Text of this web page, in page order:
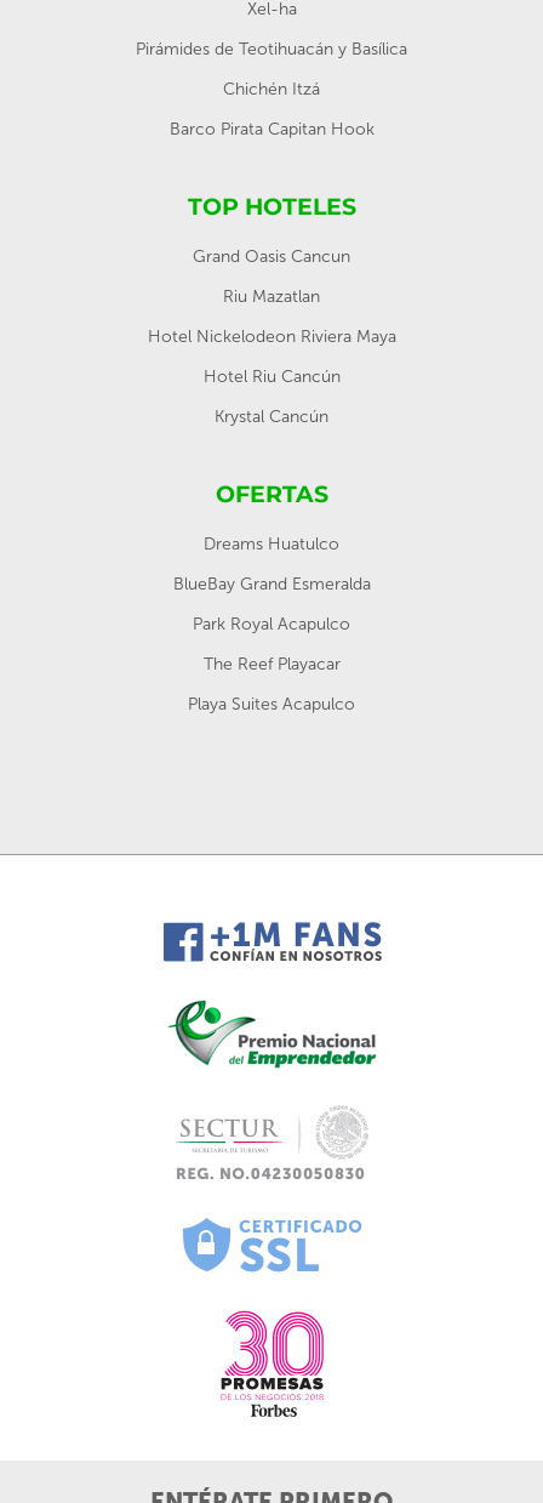
Xel-ha
Pirámides de Teotihuacán y Basílica
Chichén Itzá
Barco Pirata Capitan Hook
TOP HOTELES
Grand Oasis Cancun
Riu Mazatlan
Hotel Nickelodeon Riviera Maya
Hotel Riu Cancún
Krystal Cancún
OFERTAS
Dreams Huatulco
BlueBay Grand Esmeralda
Park Royal Acapulco
The Reef Playacar
Playa Suites Acapulco